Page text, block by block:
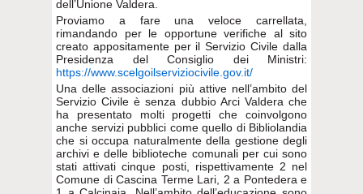
dell’Unione Valdera.
Proviamo a fare una veloce carrellata,
rimandando per le opportune verifiche al sito
creato appositamente per il Servizio Civile dalla
Presidenza del Consiglio dei Ministri:
https://www.scelgoilserviziocivile.gov.it/
Una delle associazioni più attive nell’ambito del
Servizio Civile è senza dubbio Arci Valdera che
ha presentato molti progetti che coinvolgono
anche servizi pubblici come quello di Bibliolandia
che si occupa naturalmente della gestione degli
archivi e delle biblioteche comunali per cui sono
stati attivati cinque posti, rispettivamente 2 nel
Comune di Cascina Terme Lari, 2 a Pontedera e